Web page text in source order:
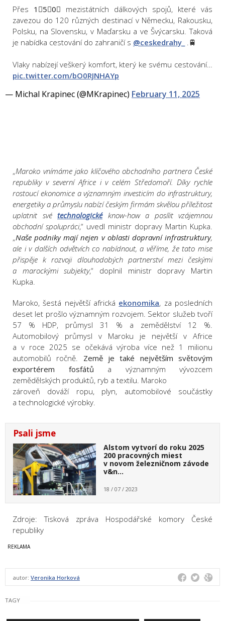
Přes 1⃣5⃣0⃣ mezistátních dálkových spojů, které vás
zavezou do 120 různých destinací v Německu, Rakousku,
Polsku, na Slovensku, v Maďarsku a ve Švýcarsku. Taková
je nabídka cestování do zahraničí s @ceskedrahy_ .🚆
Vlaky nabízejí veškerý komfort, který ke svému cestování…
pic.twitter.com/bO0RJNHAYp
— Michal Krapinec (@MKrapinec) February 11, 2025
„Maroko vnímáme jako klíčového obchodního partnera České
republiky v severní Africe i v celém Středomoří. Díky rychle
rostoucí ekonomice a významným investicím do infrastruktury,
energetiky a průmyslu nabízí českým firmám skvělou příležitost
uplatnit své technologickéknow-how a posílit vzájemnou
obchodní spolupráci,“ uvedl ministr dopravy Martin Kupka.
„Naše podniky mají nejen v oblasti dopravní infrastruktury,
ale i v dalších odvětvích co nabídnout, a věříme, že tato mise
přispěje k rozvoji dlouhodobých partnerství mezi českými
a marockými subjekty,“ doplnil ministr dopravy Martin
Kupka.
Maroko, šestá největší africká ekonomika, za posledních
deset let prošlo významným rozvojem. Sektor služeb tvoří
57 % HDP, průmysl 31 % a zemědělství 12 %.
Automobilový průmysl v Maroku je největší v Africe
a v roce 2025 se očekává výroba více než 1 milionu
automobilů ročně. Země je také největším světovým
exportérem fosfátů a významným vývozcem
zemědělských produktů, ryb a textilu. Maroko
zároveň dováží ropu, plyn, automobilové součástky
a technologické výrobky.
Psali jsme
Alstom vytvorí do roku 2025
200 pracovných miest
v novom železničnom závode
v&n…
18 / 07 / 2023
Zdroje: Tisková zpráva Hospodářské komory České
republiky
autor: Veronika Horková
TAGY